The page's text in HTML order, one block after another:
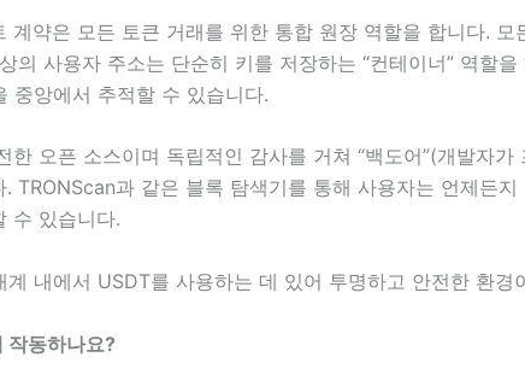
계약은 모든 토큰 거래를 위한 통합 원장 역할을 합니다.
의 사용자 주소는 단순히 키를 저장하는 “컨테이너” 역할
중앙에서 추적할 수 있습니다.
한 오픈 소스이며 독립적인 감사를 거쳐 “백도어”(개발자
. TRONScan과 같은 블록 탐색기를 통해 사용자는 언제든
수 있습니다.
계 내에서 USDT를 사용하는 데 있어 투명하고 안전한 환경
작동하나요?